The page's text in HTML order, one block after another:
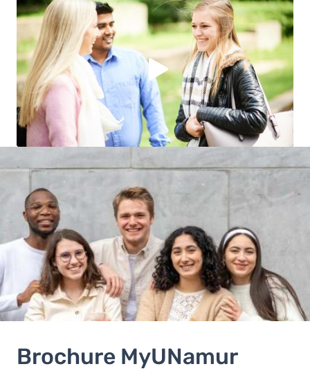
Vous devez accepter les cookiesYoutube
pour
pouvoir lire la vidéo. Acceptez-vous les cookies
Youtube?
Oui
Toujours
Manage privacy settings
Brochure MyUNamur